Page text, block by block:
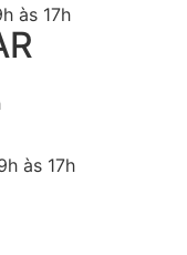
às 17h
às 17h